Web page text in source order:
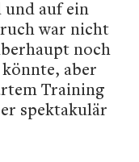
auf ein
war nicht
noch
aber
Training
spektakulär